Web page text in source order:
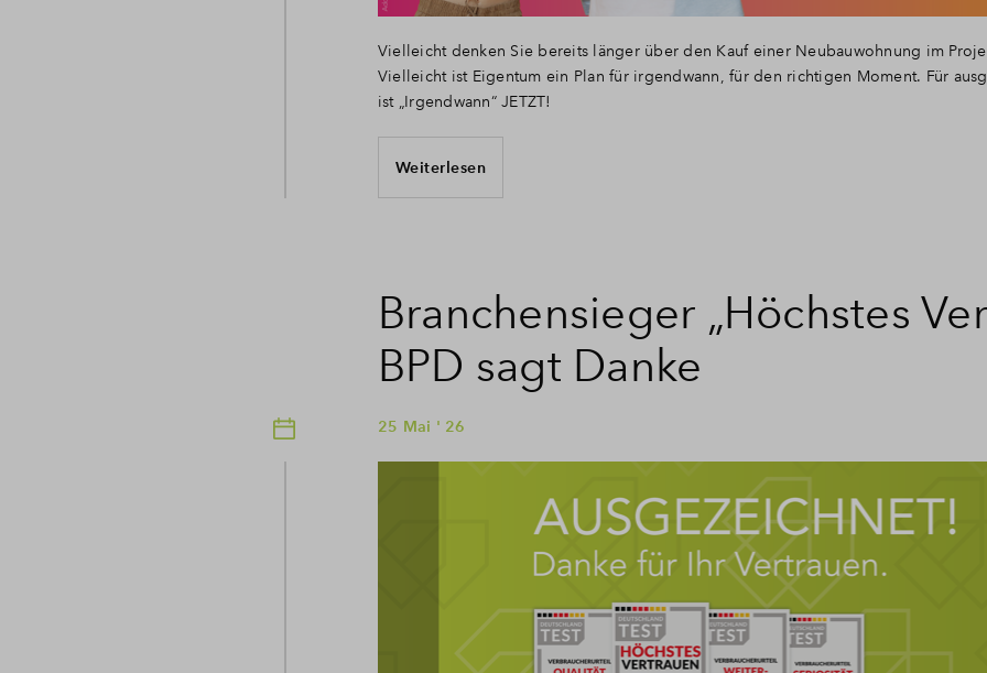
Vielleicht denken Sie bereits länger über den Kauf einer Neubauwohnung im
Vielleicht ist Eigentum ein Plan für irgendwann, für den richtigen Moment. Für
ist „Irgendwann“ JETZT!
Weiterlesen
Branchensieger „Höchstes
BPD sagt Danke
25 Mai ' 26